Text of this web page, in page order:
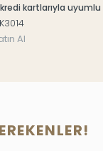
kartlarıyla uyumlu
Al